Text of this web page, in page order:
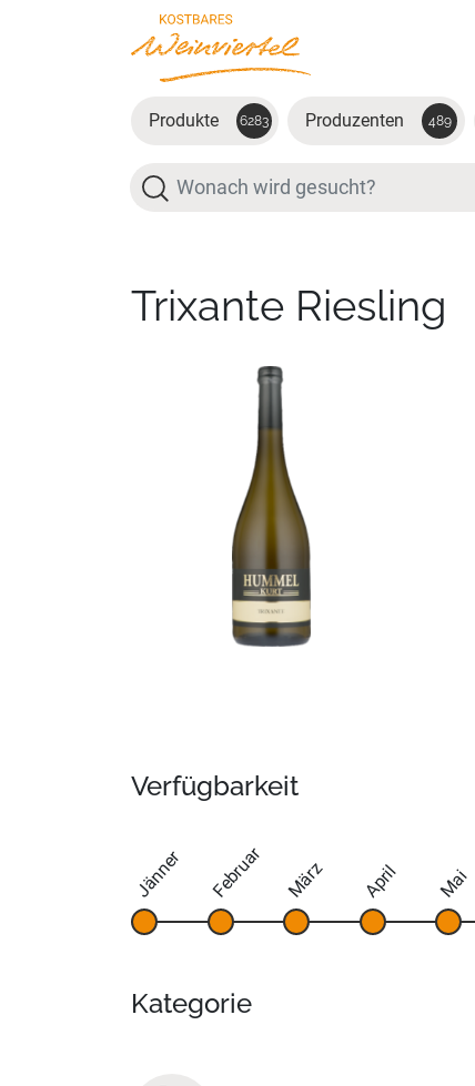
Zum Hauptinhalt springen
Produkte 6283 Produzenten 489
Suche
Trixante Riesling
Verfügbarkeit
Jänner Februar März April Mai
Kategorie